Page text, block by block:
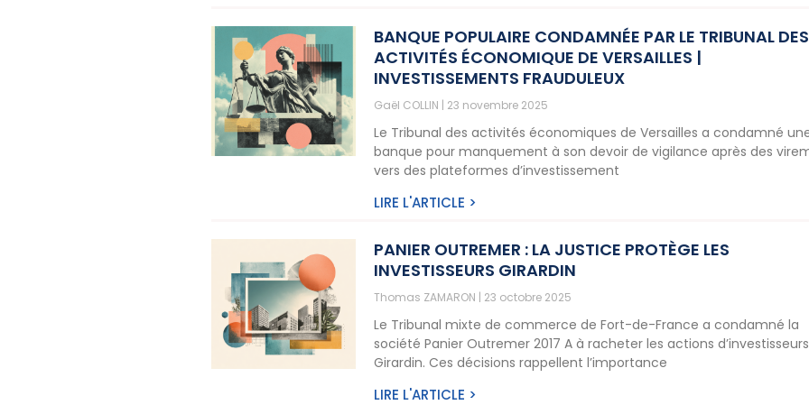
BANQUE POPULAIRE CONDAMNÉE PAR LE TRIBUNAL DES
ACTIVITÉS ÉCONOMIQUE DE VERSAILLES |
INVESTISSEMENTS FRAUDULEUX
Gaël COLLIN 23 novembre 2025
Le Tribunal des activités économiques de Versailles a condamné
banque pour manquement à son devoir de vigilance après des
vers des plateformes d’investissement
LIRE L'ARTICLE >
PANIER OUTREMER : LA JUSTICE PROTÈGE LES
INVESTISSEURS GIRARDIN
Thomas ZAMARON 23 octobre 2025
Le Tribunal mixte de commerce de Fort-de-France a condamné la
société Panier Outremer 2017 A à racheter les actions d’investisseurs
Girardin. Ces décisions rappellent l’importance
LIRE L'ARTICLE >